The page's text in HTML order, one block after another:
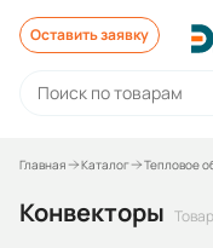
Оставить заявку
Главная Каталог Тепловое
Конвекторы